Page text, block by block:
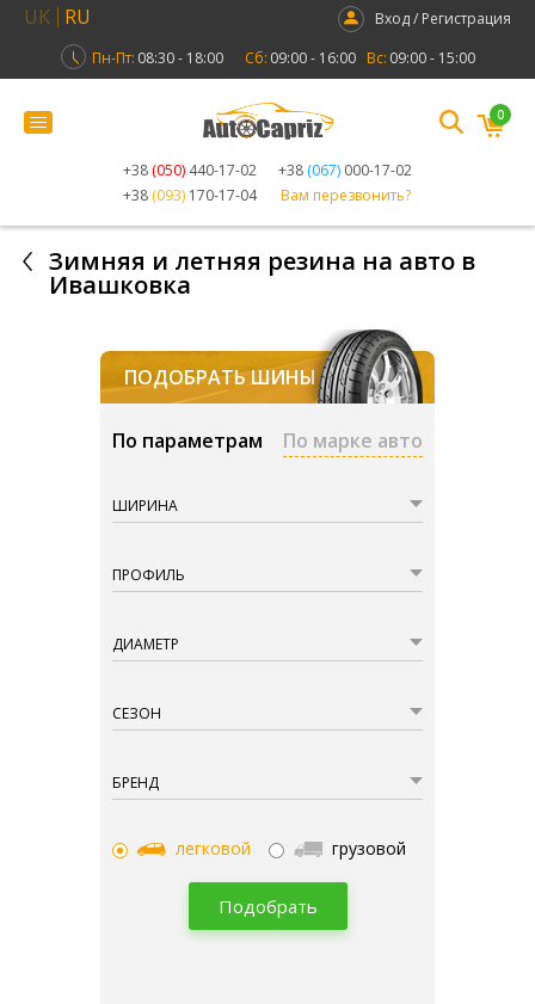
UK RU
Вход / Регистрация
Пн-Пт: 08:30 - 18:00 Сб: 09:00 - 16:00 Вс: 09:00 - 15:00
+38 (050) 440-17-02 +38 (067) 000-17-02
+38 (093) 170-17-04 Вам перезвонить?
0
Зимняя и летняя резина на авто в
Ивашковка
ПОДОБРАТЬ ШИНЫ
По параметрам По марке авто
ШИРИНА
ПРОФИЛЬ
ДИАМЕТР
СЕЗОН
БРЕНД
легковой грузовой
Подобрать